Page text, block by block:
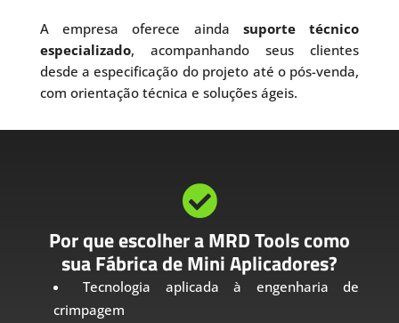
A empresa oferece ainda suporte técnico
especializado, acompanhando seus clientes
desde a especificação do projeto até o pós-venda,
com orientação técnica e soluções ágeis.

Por que escolher a MRD Tools como
sua Fábrica de Mini Aplicadores?
Tecnologia aplicada à engenharia de
crimpagem